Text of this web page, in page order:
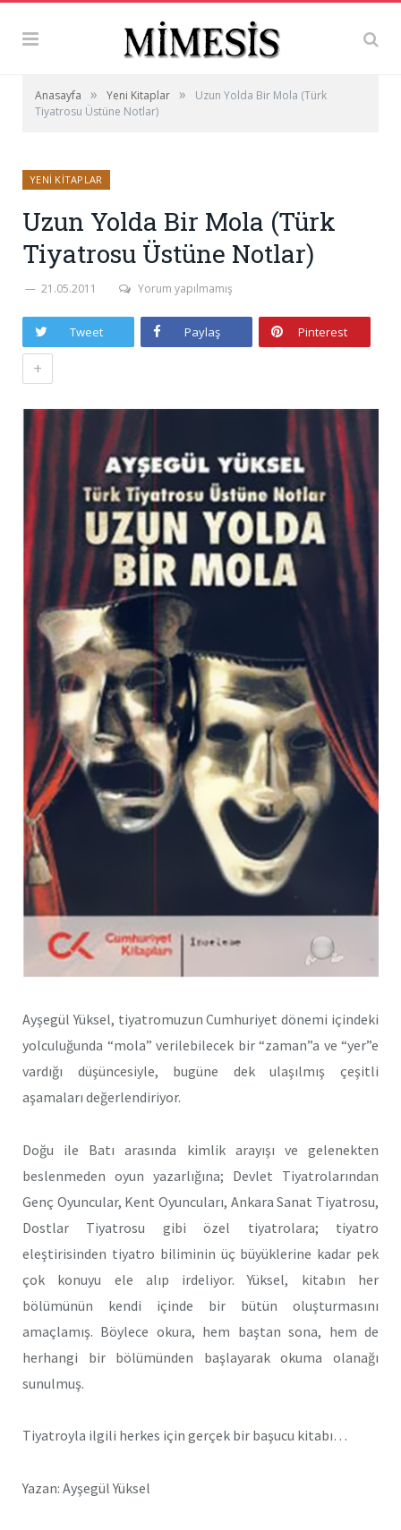
Anasayfa » Yeni Kitaplar »
Uzun Yolda Bir Mola (Türk
Tiyatrosu Üstüne Notlar)
YENI KITAPLAR
Uzun Yolda Bir Mola (Türk
Tiyatrosu Üstüne Notlar)
21.05.2011 Yorum yapılmamış
Tweet Paylaş Pinterest
+
Ayşegül Yüksel, tiyatromuzun Cumhuriyet dönemi içindeki
yolculuğunda “mola” verilebilecek bir “zaman”a ve “yer”e
vardığı düşüncesiyle, bugüne dek ulaşılmış çeşitli
aşamaları değerlendiriyor.
Doğu ile Batı arasında kimlik arayışı ve gelenekten
beslenmeden oyun yazarlığına; Devlet Tiyatrolarından
Genç Oyuncular, Kent Oyuncuları, Ankara Sanat Tiyatrosu,
Dostlar Tiyatrosu gibi özel tiyatrolara; tiyatro
eleştirisinden tiyatro biliminin üç büyüklerine kadar pek
çok konuyu ele alıp irdeliyor. Yüksel, kitabın her
bölümünün kendi içinde bir bütün oluşturmasını
amaçlamış. Böylece okura, hem baştan sona, hem de
herhangi bir bölümünden başlayarak okuma olanağı
sunulmuş.
Tiyatroyla ilgili herkes için gerçek bir başucu kitabı…
Yazan: Ayşegül Yüksel